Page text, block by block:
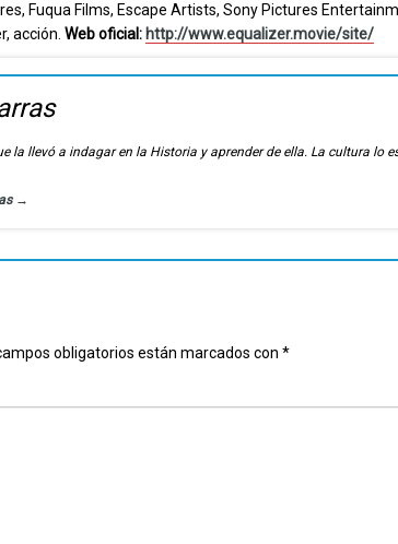
Fuqua Films, Escape Artists, Sony Pictures
acción. Web oficial: http://www.equalizer.movie/site/
la llevó a indagar en la Historia y aprender de ella. La cultura lo
→
obligatorios están marcados con *